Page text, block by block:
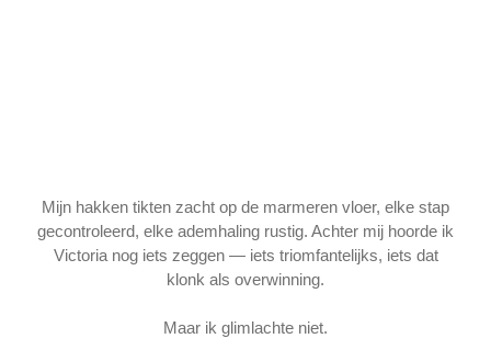
Mijn hakken tikten zacht op de marmeren vloer, elke stap
gecontroleerd, elke ademhaling rustig. Achter mij hoorde ik
Victoria nog iets zeggen — iets triomfantelijks, iets dat
klonk als overwinning.
Maar ik glimlachte niet.